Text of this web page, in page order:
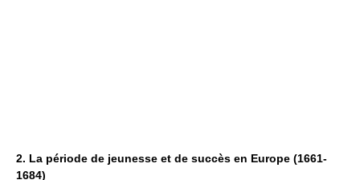
2. La période de jeunesse et de succès en Europe (1661-
1684)